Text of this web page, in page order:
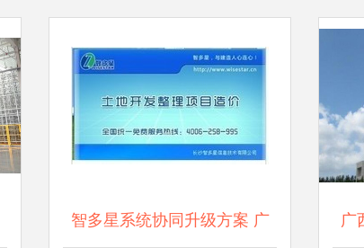
智多星系统协同升级方案 广 广